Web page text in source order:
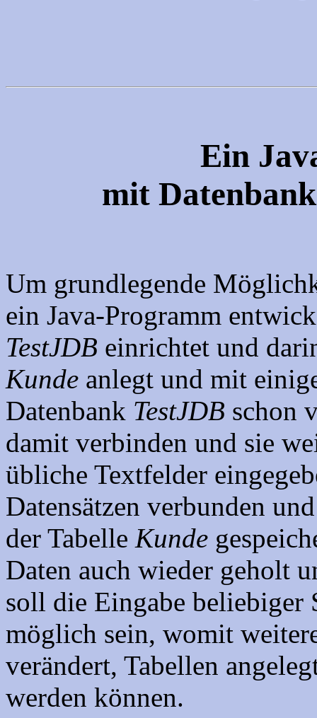
Ein
mit
Um grundlegende
ein Java-Programm
TestJDB einrichtet und
Kunde anlegt und mit
Datenbank TestJDB schon
damit verbinden und sie
übliche Textfelder
Datensätzen verbunden
der Tabelle Kunde
Daten auch wieder geholt
soll die Eingabe beliebiger
möglich sein, womit
verändert, Tabellen
werden können.